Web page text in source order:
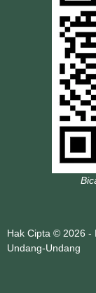
Hak Cipta © 2026 -
Undang-Undang